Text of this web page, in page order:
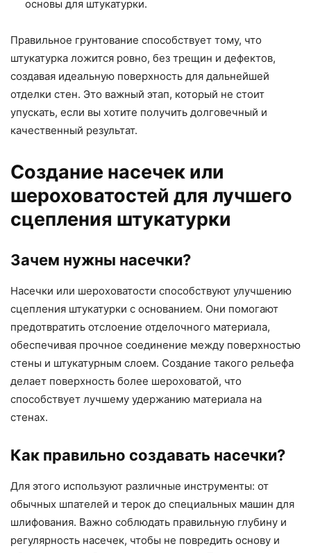
основы для штукатурки.
Правильное грунтование способствует тому, что
штукатурка ложится ровно, без трещин и дефектов,
создавая идеальную поверхность для дальнейшей
отделки стен. Это важный этап, который не стоит
упускать, если вы хотите получить долговечный и
качественный результат.
Создание насечек или
шероховатостей для лучшего
сцепления штукатурки
Зачем нужны насечки?
Насечки или шероховатости способствуют улучшению
сцепления штукатурки с основанием. Они помогают
предотвратить отслоение отделочного материала,
обеспечивая прочное соединение между поверхностью
стены и штукатурным слоем. Создание такого рельефа
делает поверхность более шероховатой, что
способствует лучшему удержанию материала на
стенах.
Как правильно создавать насечки?
Для этого используют различные инструменты: от
обычных шпателей и терок до специальных машин для
шлифования. Важно соблюдать правильную глубину и
регулярность насечек, чтобы не повредить основу и